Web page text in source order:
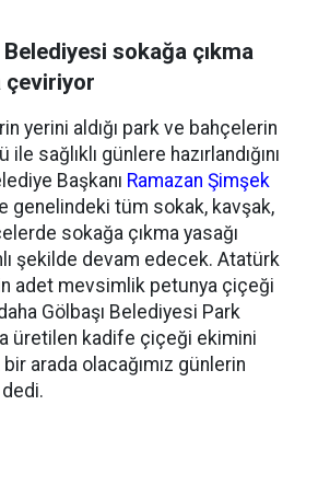
Belediyesi sokağa çıkma
çeviriyor
yerini aldığı park ve bahçelerin
ile sağlıklı günlere hazırlandığını
Başkanı Ramazan Şimşek
genelindeki tüm sokak, kavşak,
sokağa çıkma yasağı
şekilde devam edecek. Atatürk
adet mevsimlik petunya çiçeği
Gölbaşı Belediyesi Park
üretilen kadife çiçeği ekimini
arada olacağımız günlerin